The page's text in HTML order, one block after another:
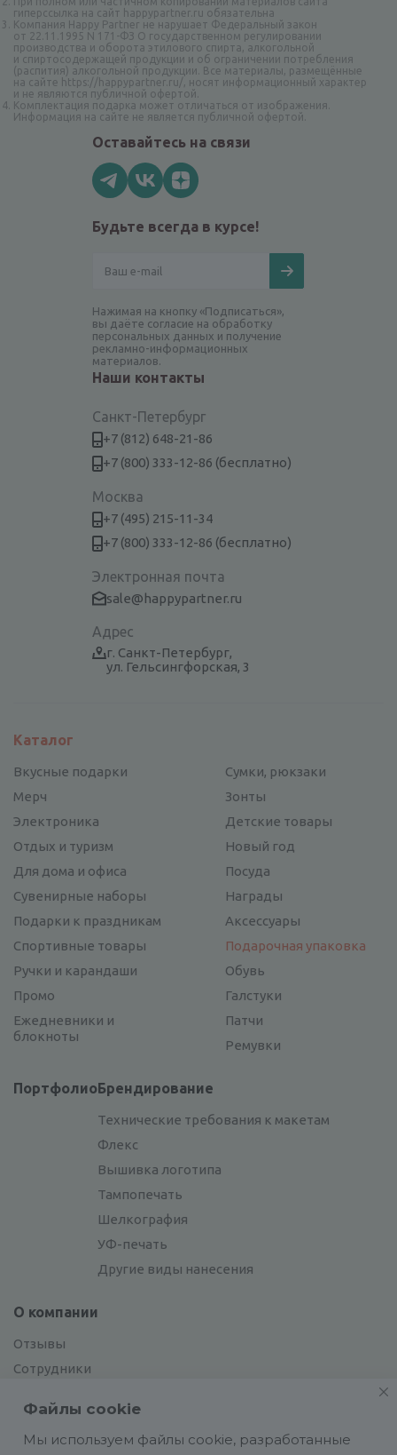
гиперссылка на сайт happypartner.ru обязательна
Компания Happy Partner не нарушает Федеральный закон
от 22.11.1995 N 171-ФЗ О государственном регулировании
производства и оборота этилового спирта, алкогольной
и спиртосодержащей продукции и об ограничении потребления
(распития) алкогольной продукции. Все материалы, размещённые
на сайте https://happypartner.ru/, носят информационный характер
и не являются публичной офертой.
Комплектация подарка может отличаться от изображения.
Информация на сайте не является публичной офертой.
Оставайтесь на связи
Будьте всегда в курсе!
Нажимая на кнопку «Подписаться»,
вы даёте согласие на обработку
персональных данных и получение
рекламно-информационных
материалов.
Наши контакты
Санкт-Петербург
+7 (812) 648-21-86
+7 (800) 333-12-86 (бесплатно)
Москва
+7 (495) 215-11-34
+7 (800) 333-12-86 (бесплатно)
Электронная почта
sale@happypartner.ru
Адрес
г. Санкт-Петербург,
ул. Гельсингфорская, 3
Каталог
Вкусные подарки
Мерч
Электроника
Отдых и туризм
Для дома и офиса
Сувенирные наборы
Подарки к праздникам
Спортивные товары
Ручки и карандаши
Промо
Ежедневники и
блокноты
Сумки, рюкзаки
Зонты
Детские товары
Новый год
Посуда
Награды
Аксессуары
Подарочная упаковка
Обувь
Галстуки
Патчи
Ремувки
ПортфолиоБрендирование
Технические требования к макетам
Флекс
Вышивка логотипа
Тампопечать
Шелкография
УФ-печать
Другие виды нанесения
О компании
Отзывы
Сотрудники
Вакансии
Файлы cookie
Мы используем файлы cookie, разработанные